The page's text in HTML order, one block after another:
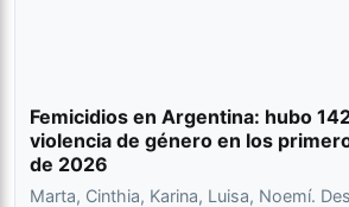
Femicidios en Argentina: hubo
violencia de género en los
de 2026
Marta, Cinthia, Karina, Luisa, Noemí.